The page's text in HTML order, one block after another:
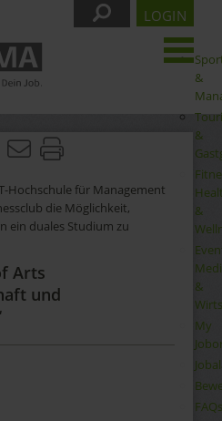
&
&
&
&
My
FAQs
LOGIN
Hochschule für Management
die Möglichkeit,
ein duales Studium zu
Arts
und